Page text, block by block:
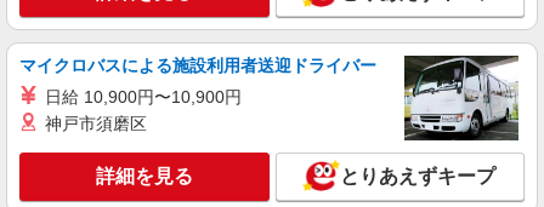
マイクロバスによる施設利用者送迎ドライバー
日給 10,900円〜10,900円
神戸市須磨区
詳細を見る とりあえずキープ